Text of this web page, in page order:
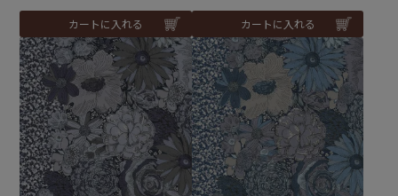
カートに入れる カートに入れる